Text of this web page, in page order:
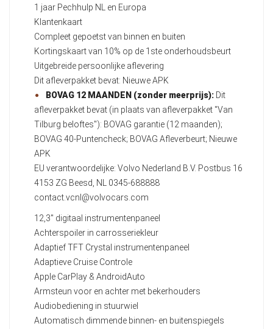
1 jaar Pechhulp NL en Europa
Klantenkaart
Compleet gepoetst van binnen en buiten
Kortingskaart van 10% op de 1ste onderhoudsbeurt
Uitgebreide persoonlijke aflevering
Dit afleverpakket bevat: Nieuwe APK
BOVAG 12 MAANDEN (zonder meerprijs): Dit
afleverpakket bevat (in plaats van afleverpakket "Van
Tilburg beloftes"): BOVAG garantie (12 maanden);
BOVAG 40-Puntencheck; BOVAG Afleverbeurt; Nieuwe
APK
EU verantwoordelijke: Volvo Nederland B.V. Postbus 16
4153 ZG Beesd, NL 0345-688888
contact.vcnl@volvocars.com
12,3" digitaal instrumentenpaneel
Achterspoiler in carrosseriekleur
Adaptief TFT Crystal instrumentenpaneel
Adaptieve Cruise Controle
Apple CarPlay & AndroidAuto
Armsteun voor en achter met bekerhouders
Audiobediening in stuurwiel
Automatisch dimmende binnen- en buitenspiegels